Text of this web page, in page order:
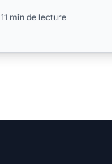
11 min de lecture